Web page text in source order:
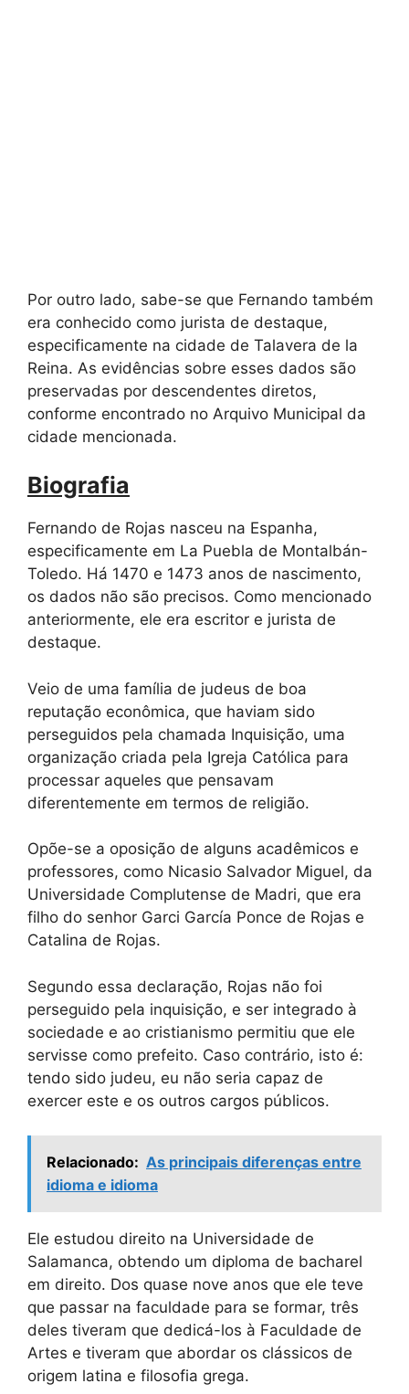
Por outro lado, sabe-se que Fernando também
era conhecido como jurista de destaque,
especificamente na cidade de Talavera de la
Reina. As evidências sobre esses dados são
preservadas por descendentes diretos,
conforme encontrado no Arquivo Municipal da
cidade mencionada.
Biografia
Fernando de Rojas nasceu na Espanha,
especificamente em La Puebla de Montalbán-
Toledo. Há 1470 e 1473 anos de nascimento,
os dados não são precisos. Como mencionado
anteriormente, ele era escritor e jurista de
destaque.
Veio de uma família de judeus de boa
reputação econômica, que haviam sido
perseguidos pela chamada Inquisição, uma
organização criada pela Igreja Católica para
processar aqueles que pensavam
diferentemente em termos de religião.
Opõe-se a oposição de alguns acadêmicos e
professores, como Nicasio Salvador Miguel, da
Universidade Complutense de Madri, que era
filho do senhor Garci García Ponce de Rojas e
Catalina de Rojas.
Segundo essa declaração, Rojas não foi
perseguido pela inquisição, e ser integrado à
sociedade e ao cristianismo permitiu que ele
servisse como prefeito. Caso contrário, isto é:
tendo sido judeu, eu não seria capaz de
exercer este e os outros cargos públicos.
Relacionado: As principais diferenças entre
idioma e idioma
Ele estudou direito na Universidade de
Salamanca, obtendo um diploma de bacharel
em direito. Dos quase nove anos que ele teve
que passar na faculdade para se formar, três
deles tiveram que dedicá-los à Faculdade de
Artes e tiveram que abordar os clássicos de
origem latina e filosofia grega.